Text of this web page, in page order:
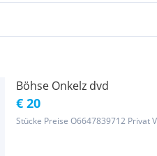
Böhse Onkelz dvd
€ 20
Stücke Preise O6647839712 Privat